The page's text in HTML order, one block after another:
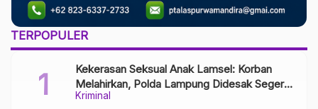
TERPOPULER
Kriminal
Kekerasan Seksual Anak Lamsel: Korban
Melahirkan, Polda Lampung Didesak Segera
Tangkap Pelaku